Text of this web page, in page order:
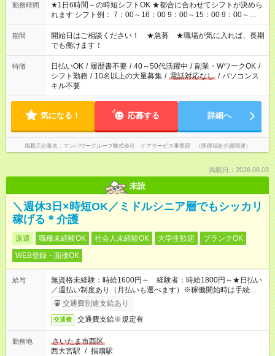
勤務時間
★1日6時間～の時短シフトOK ★都合に合わせてシフトが決めら
れます シフト例： 7：00～16：00 9：00～15：00 9：00～
18：00 11：00～20：00 など ※Wワークの場合、他のお仕事と
合わせ週40時間超の就業はご案内できません ※法令に基づき、
週20時間以上勤務は社会保険への加入対象となります ※労働者
派遣法（日雇い派遣の原則禁止）により、短時間・短期間の就
業はご案内が難しい場合があります
期間
開始日はご相談ください！ ★急募 ★職場が気に入れば、長期
でも働けます！
特徴 日払いOK / 履歴書不要 / 40～50代活躍中 / 副業・WワークOK /
シフト勤務 / 10名以上の大量募集 / 電話対応なし / パソコンス
キル不要
気になる！ 応募する 詳細へ
掲載元企業名 マンパワーグループ株式会社 ケアサービス事業部 （医療福祉介護関連）
掲載日：2026.08.03
未読
＼週休3日×時短OK／ミドルシニア層でもシッカリ
稼げる＊介護
派遣 職種未経験OK 社会人未経験OK 大学生歓迎
ブランクOK
WEB登録・面接OK
給与
無資格未経験：時給1600円～ 経験者：時給1800円～★日払い
／週払い制度あり（月払いも選べます）※稼働開始時は手続き完
了次第のお支払いとなります。
交通費別途支給あり
交通費 交通費支給※規定有
勤務地
さいたま市西区
西大宮駅 / 指扇駅